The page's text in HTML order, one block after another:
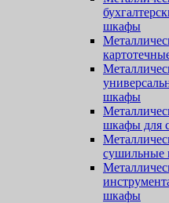
шкафы
шкафы
шкафы для
шкафы